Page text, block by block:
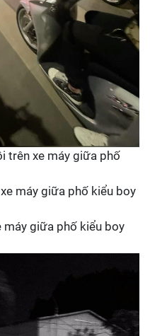
trên xe máy giữa phố
máy giữa phố kiểu boy